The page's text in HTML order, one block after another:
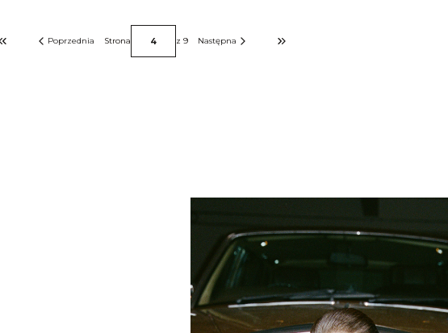
Wróć do pierwszej strony z produktami
Poprzednia Strona z 9 Następna Przejdź do ostatniej strony z produktami